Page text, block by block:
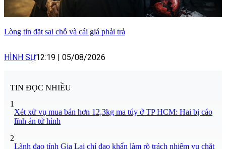
Lòng tin đặt sai chỗ và cái giá phải trả
HÌNH SỰ12:19 | 05/08/2026
TIN ĐỌC NHIỀU
1
Xét xử vụ mua bán hơn 12,3kg ma túy ở TP HCM: Hai bị cáo
lĩnh án tử hình
2
Lãnh đạo tỉnh Gia Lai chỉ đạo khẩn làm rõ trách nhiệm vụ chặt